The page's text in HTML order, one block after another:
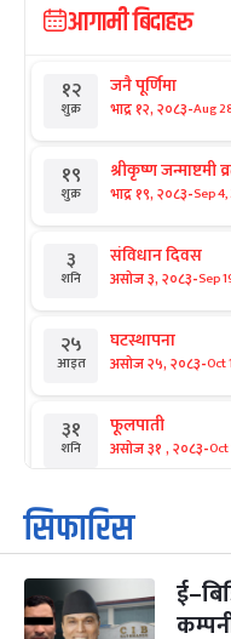
आगामी बिदाहरु
१२
शुक्र
जनै पूर्णिमा
भाद्र १२, २०८३-Aug
१९
शुक्र
श्रीकृष्ण जन्माष्टमी
भाद्र १९, २०८३-Sep
३
शनि
संविधान दिवस
असोज ३, २०८३-Sep
२५
आइत
घटस्थापना
असोज २५, २०८३-Oct
३१
शनि
फूलपाती
असोज ३१ , २०८३-Oct
१
आइत
कार्तिक सङ्क्रान्ति
कार्तिक १, २०८३
३
मंगल
महानवमी
कार्तिक ३, २०८३-Oct
सिफारिस